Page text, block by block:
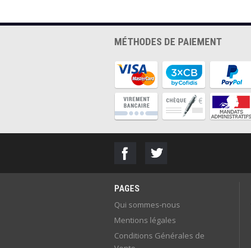
MÉTHODES DE PAIEMENT
PAGES
Qui sommes-nous
Mentions légales
Conditions Générales de